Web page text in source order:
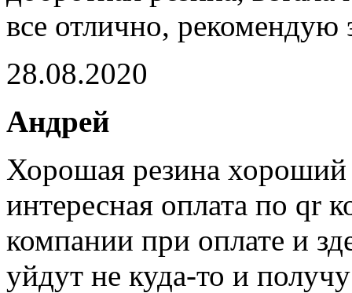
все отлично,
28.08.2020
Андрей
Хорошая резина хороший
интересная оплата по qr
компании при оплате и
уйдут не куда-то и